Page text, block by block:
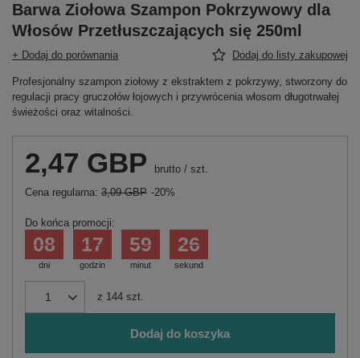
Barwa Ziołowa Szampon Pokrzywowy dla
Włosów Przetłuszczających się 250ml
+ Dodaj do porównania Dodaj do listy zakupowej
Profesjonalny szampon ziołowy z ekstraktem z pokrzywy, stworzony do
regulacji pracy gruczołów łojowych i przywrócenia włosom długotrwałej
świeżości oraz witalności.
2,47 GBP brutto / szt.
Cena regularna: 3,09 GBP -20%
Do końca promocji:
dni
08
godzin
17
minut
59
sekund
26
z 144 szt.
Dodaj do koszyka